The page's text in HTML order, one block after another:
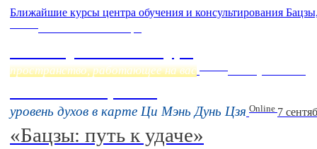
Ближайшие курсы центра обучения и консультирования
пространство, работающее на вас
уровень духов в карте Ци Мэнь Дунь Цзя Online 7
«Бацзы: путь к удаче»